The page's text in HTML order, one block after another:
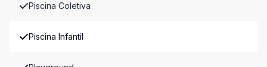
Piscina Coletiva
Piscina Infantil